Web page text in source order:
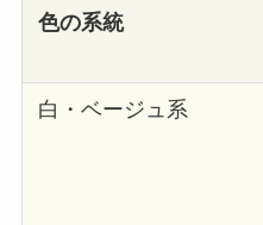
色の系統
白・ベージュ系